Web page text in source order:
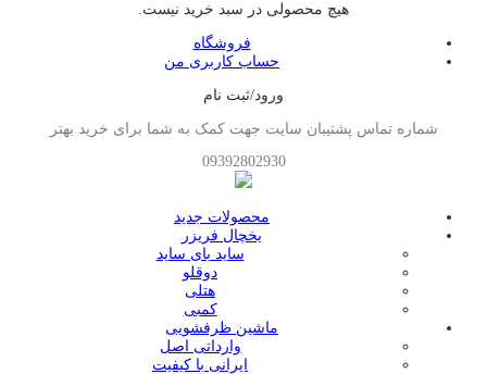
هیچ محصولی در سبد خرید نیست.
فروشگاه
حساب کاربری من
ورود/ثبت نام
شماره تماس پشتیبان سایت جهت کمک به شما برای خرید بهتر
09392802930
محصولات جدید
یخچال فریزر
ساید بای ساید
دوقلو
هتلی
کمبی
ماشین ظرفشویی
وارداتی اصل
ایرانی با کیفیت